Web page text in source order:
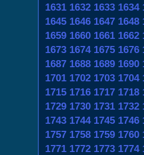
1631 1632 1633 1634
1645 1646 1647 1648
1659 1660 1661 1662
1673 1674 1675 1676
1687 1688 1689 1690
1701 1702 1703 1704
1715 1716 1717 1718
1729 1730 1731 1732
1743 1744 1745 1746
1757 1758 1759 1760
1771 1772 1773 1774